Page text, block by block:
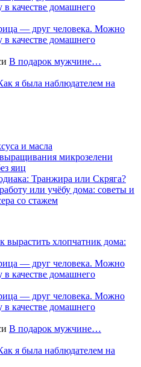
в качестве домашнего
— друг человека. Можно
в качестве домашнего
В подарок мужчине…
я была наблюдателем на
и масла
микрозелени
яиц
Транжира или Скряга?
или учёбу дома: советы и
со стажем
вырастить хлопчатник дома:
— друг человека. Можно
в качестве домашнего
— друг человека. Можно
в качестве домашнего
В подарок мужчине…
я была наблюдателем на